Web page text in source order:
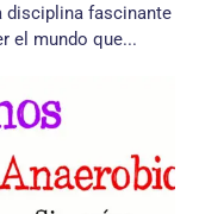
disciplina fascinante
el mundo que...